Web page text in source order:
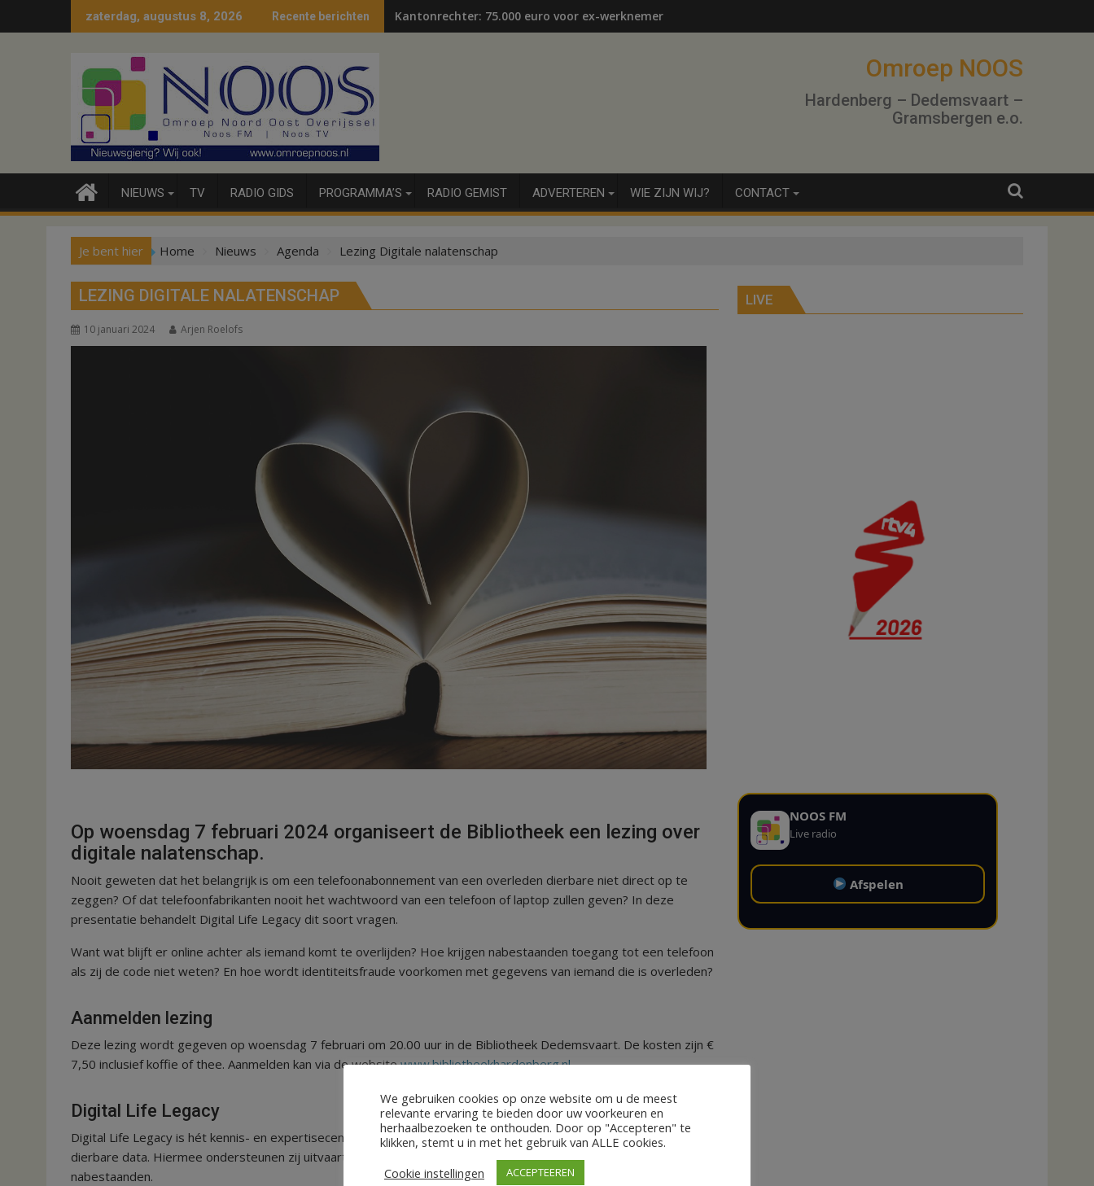
naar
zaterdag, augustus 8, 2026 Recente berichten Kantonrechter: 75.000 euro voor ex-werknemers
Omroep NOOS
Hardenberg – Dedemsvaart –
Gramsbergen e.o.
NIEUWS TV RADIO GIDS PROGRAMMA’S RADIO GEMIST ADVERTEREN WIE ZIJN WIJ? CONTACT
Je bent hier Home Nieuws Agenda Lezing Digitale nalatenschap
LEZING DIGITALE NALATENSCHAP
10 januari 2024 Arjen Roelofs
Op woensdag 7 februari 2024 organiseert de Bibliotheek een lezing over
digitale nalatenschap.
Nooit geweten dat het belangrijk is om een telefoonabonnement van een overleden dierbare niet direct op te
zeggen? Of dat telefoonfabrikanten nooit het wachtwoord van een telefoon of laptop zullen geven? In deze
presentatie behandelt Digital Life Legacy dit soort vragen.
Want wat blijft er online achter als iemand komt te overlijden? Hoe krijgen nabestaanden toegang tot een telefoon
als zij de code niet weten? En hoe wordt identiteitsfraude voorkomen met gegevens van iemand die is overleden?
Aanmelden lezing
Deze lezing wordt gegeven op woensdag 7 februari om 20.00 uur in de Bibliotheek Dedemsvaart. De kosten zijn €
7,50 inclusief koffie of thee. Aanmelden kan via de websitewww.bibliotheekhardenberg.nl.
Digital Life Legacy
Digital Life Legacy is hét kennis- en expertisecentrum op het gebied van de digitale nalatenschap, online erfenis en
dierbare data. Hiermee ondersteunen zij uitvaartondernemers, notariaat, (na)zorg-professionals en uiteraard
nabestaanden.
LIVE
NOOS FM
Live radio
Afspelen
We gebruiken cookies op onze website om u de meest
relevante ervaring te bieden door uw voorkeuren en
herhaalbezoeken te onthouden. Door op "Accepteren" te
klikken, stemt u in met het gebruik van ALLE cookies.
Cookie instellingen
ACCEPTEEREN